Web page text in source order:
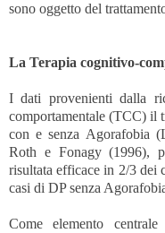
sono oggetto del
La Terapia cognitivo-
I dati provenienti dalla
comportamentale (TCC) il
con e senza Agorafobia
Roth e Fonagy (1996),
risultata efficace in 2/3 dei
casi di DP senza
Come elemento